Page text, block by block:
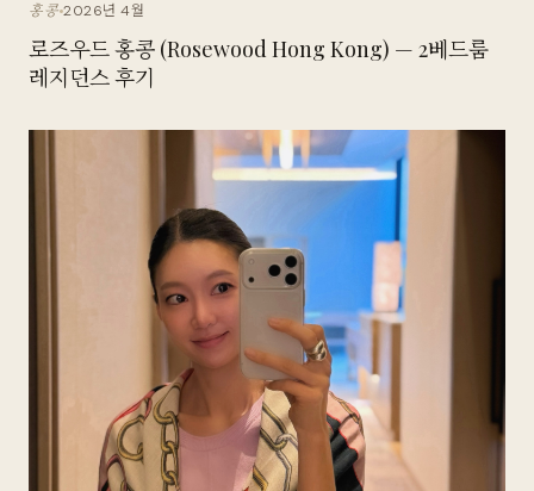
홍콩 2026년 4월
로즈우드 홍콩 (Rosewood Hong Kong) — 2베드룸
레지던스 후기